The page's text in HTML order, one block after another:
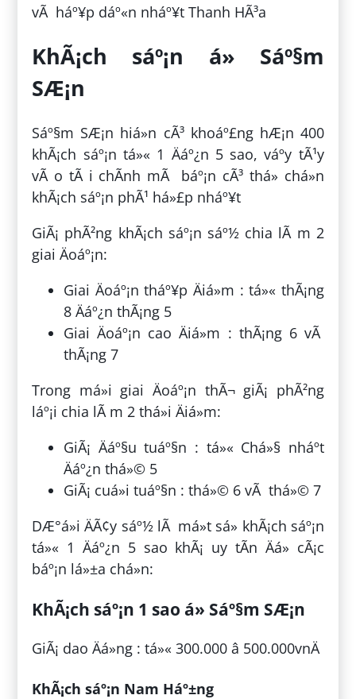
vÃ háº¥p dáº«n nháº¥t Thanh HÃ³a
KhÃ¡ch sáº¡n á» Sáº§m
SÆ¡n
Sáº§m SÆ¡n hiá»n cÃ³ khoáº£ng hÆ¡n 400
khÃ¡ch sáº¡n tá»« 1 Äáº¿n 5 sao, váº­y tÃ¹y
vÃ o tÃ i chÃ­nh mÃ báº¡n cÃ³ thá» chá»n
khÃ¡ch sáº¡n phÃ¹ há»£p nháº¥t
GiÃ¡ phÃ²ng khÃ¡ch sáº¡n sáº½ chia lÃ m 2
giai Äoáº¡n:
Giai Äoáº¡n tháº¥p Äiá»m : tá»« thÃ¡ng
8 Äáº¿n thÃ¡ng 5
Giai Äoáº¡n cao Äiá»m : thÃ¡ng 6 vÃ
thÃ¡ng 7
Trong má»i giai Äoáº¡n thÃ¬ giÃ¡ phÃ²ng
láº¡i chia lÃ m 2 thá»i Äiá»m:
GiÃ¡ Äáº§u tuáº§n : tá»« Chá»§ nháº­t
Äáº¿n thá»© 5
GiÃ¡ cuá»i tuáº§n : thá»© 6 vÃ thá»© 7
DÆ°á»i ÄÃ¢y sáº½ lÃ má»t sá» khÃ¡ch sáº¡n
tá»« 1 Äáº¿n 5 sao khÃ¡ uy tÃ­n Äá» cÃ¡c
báº¡n lá»±a chá»n:
KhÃ¡ch sáº¡n 1 sao á» Sáº§m SÆ¡n
GiÃ¡ dao Äá»ng : tá»« 300.000 â 500.000vnÄ
KhÃ¡ch sáº¡n Nam Háº±ng